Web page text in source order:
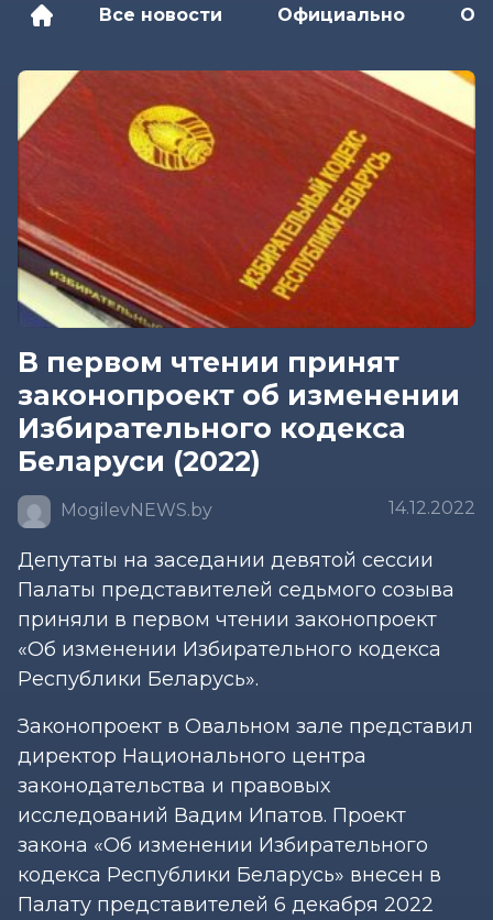
Все новости Официально
В первом чтении принят
законопроект об изменении
Избирательного кодекса
Беларуси (2022)
MogilevNEWS.by 14.12.2022
Депутаты на заседании девятой сессии
Палаты представителей седьмого созыва
приняли в первом чтении законопроект
«Об изменении Избирательного кодекса
Республики Беларусь».
Законопроект в Овальном зале представил
директор Национального центра
законодательства и правовых
исследований Вадим Ипатов. Проект
закона «Об изменении Избирательного
кодекса Республики Беларусь» внесен в
Палату представителей 6 декабря 2022